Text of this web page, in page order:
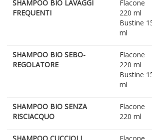
SHAMPOO BIO LAVAGGI
FREQUENTI
Flacone
220 ml
Bustine
ml
SHAMPOO BIO SEBO-
REGOLATORE
Flacone
220 ml
Bustine
ml
SHAMPOO BIO SENZA
RISCIACQUO
Flacone
220 ml